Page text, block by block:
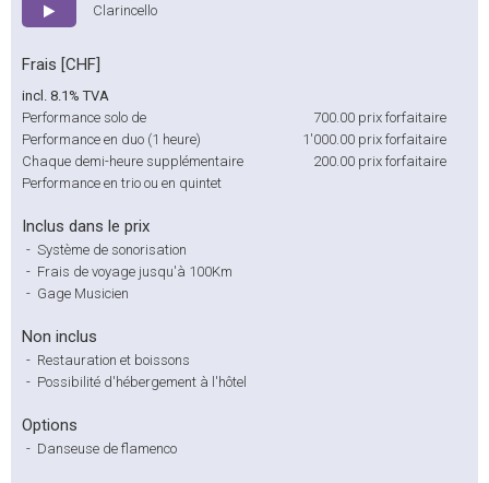
Clarincello
Frais [CHF]
incl. 8.1% TVA
Performance solo de
700.00 prix forfaitaire
Performance en duo (1 heure)
1'000.00 prix forfaitaire
Chaque demi-heure supplémentaire
200.00 prix forfaitaire
Performance en trio ou en quintet
Inclus dans le prix
- Système de sonorisation
- Frais de voyage jusqu'à 100Km
- Gage Musicien
Non inclus
- Restauration et boissons
- Possibilité d'hébergement à l'hôtel
Options
- Danseuse de flamenco